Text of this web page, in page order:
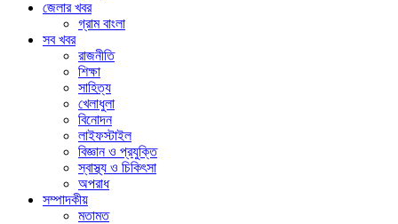
জেলার খবর
গ্রাম বাংলা
সব খবর
রাজনীতি
শিক্ষা
সাহিত্য
খেলাধুলা
বিনোদন
লাইফস্টাইল
বিজ্ঞান ও প্রযুক্তি
স্বাস্থ্য ও চিকিৎসা
অপরাধ
সম্পাদকীয়
মতামত